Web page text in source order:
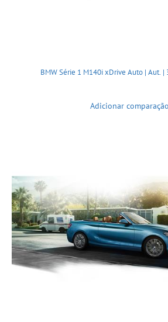
BMW Série 1 M140i xDrive Auto | Aut. |
Adicionar comparação